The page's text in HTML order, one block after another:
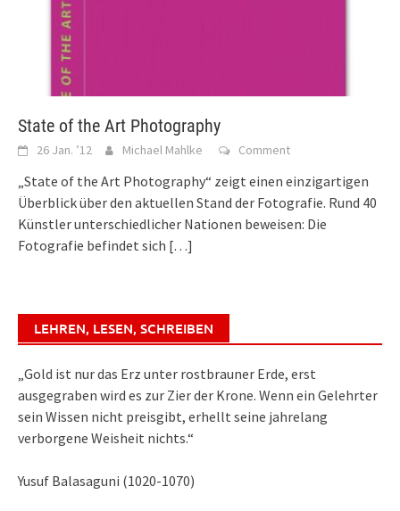
State of the Art Photography
26 Jan. ’12 Michael Mahlke Comment
„State of the Art Photography“ zeigt einen einzigartigen
Überblick über den aktuellen Stand der Fotografie. Rund 40
Künstler unterschiedlicher Nationen beweisen: Die
Fotografie befindet sich […]
LEHREN, LESEN, SCHREIBEN
„Gold ist nur das Erz unter rostbrauner Erde, erst
ausgegraben wird es zur Zier der Krone. Wenn ein Gelehrter
sein Wissen nicht preisgibt, erhellt seine jahrelang
verborgene Weisheit nichts.“
Yusuf Balasaguni (1020-1070)